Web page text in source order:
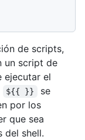
de scripts,
un script de
ejecutar el
${{ }}
se
por los
que sea
del shell.